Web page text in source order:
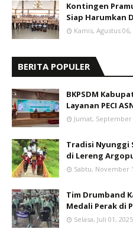
Kontingen
Siap Harumkan
Kamis, Agustus 06,
BERITA POPULER
BKPSDM
Layanan PECI
Jumat, September
Tradisi Nyunggi
di Lereng
Sabtu, November
Tim Drumband
Medali Perak di
Selasa, Juli 01, 2025